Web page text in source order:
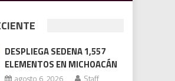
DESPLIEGA SEDENA 1,557
ELEMENTOS EN MICHOACÁN
agosto 6, 2026 Staff